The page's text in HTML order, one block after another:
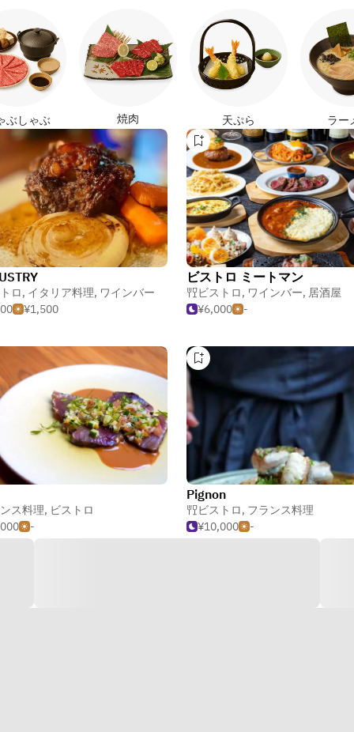
ぶしゃぶ 焼肉 天ぷら ラー
ロ, イタリア料理, ワインバー
¥1,500
ビストロ ミートマン
ビストロ, ワインバー, 居酒屋
¥6,000
-
ス料理, ビストロ
-
Pignon
ビストロ, フランス料理
¥10,000
-